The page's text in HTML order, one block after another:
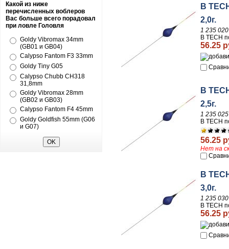
Какой из ниже
перечисленных воблеров
Вас больше всего порадовал
при ловле Головля
Goldy Vibromax 34mm
(GB01 и GB04)
Calypso Fantom F3 33mm
Goldy Tiny G05
Calypso Chubb CH318
31,8mm
Goldy Vibromax 28mm
(GB02 и GB03)
Calypso Fantom F4 45mm
Goldy Goldfish 55mm (G06
и G07)
B
2,0г.
1 235 020
B TECH
56.25
B
2,5г.
1 235 025
B TECH
56.25
Нет на
B
3,0г.
1 235 030
B TECH
56.25